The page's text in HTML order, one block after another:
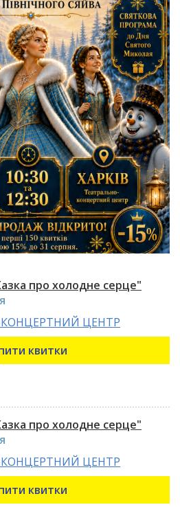
про холодне серце"
ЦЕНТР
квитки
про холодне серце"
ЦЕНТР
квитки